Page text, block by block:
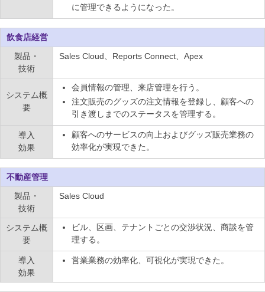
に管理できるようになった。
飲食店経営
製品・
技術
Sales Cloud、Reports Connect、Apex
システム概
要
会員情報の管理、来店管理を行う。
注文販売のグッズの注文情報を登録し、顧客への
引き渡しまでのステータスを管理する。
導入
効果
顧客へのサービスの向上およびグッズ販売業務の
効率化が実現できた。
不動産管理
製品・
技術
Sales Cloud
システム概
要
ビル、区画、テナントごとの交渉状況、商談を管
理する。
導入
効果
営業業務の効率化、可視化が実現できた。